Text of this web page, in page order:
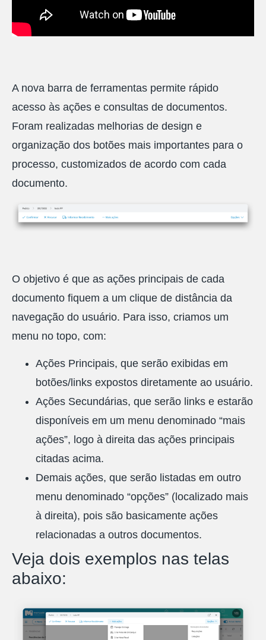
A nova barra de ferramentas permite rápido
acesso às ações e consultas de documentos.
Foram realizadas melhorias de design e
organização dos botões mais importantes para o
processo, customizados de acordo com cada
documento.
O objetivo é que as ações principais de cada
documento fiquem a um clique de distância da
navegação do usuário. Para isso, criamos um
menu no topo, com:
Ações Principais, que serão exibidas em
botões/links expostos diretamente ao usuário.
Ações Secundárias, que serão links e estarão
disponíveis em um menu denominado “mais
ações”, logo à direita das ações principais
citadas acima.
Demais ações, que serão listadas em outro
menu denominado “opções” (localizado mais
à direita), pois são basicamente ações
relacionadas a outros documentos.
Veja dois exemplos nas telas
abaixo: